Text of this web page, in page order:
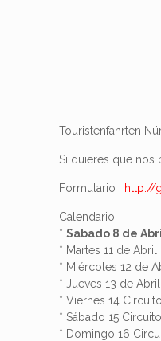
Touristenfahrten
Si quieres que
Formulario : http://
Calendario:
*Sabado 8 de
* Martes 11 de
* Miércoles 12 de
* Jueves 13 de
* Viernes 14
* Sábado 15
* Domingo 16